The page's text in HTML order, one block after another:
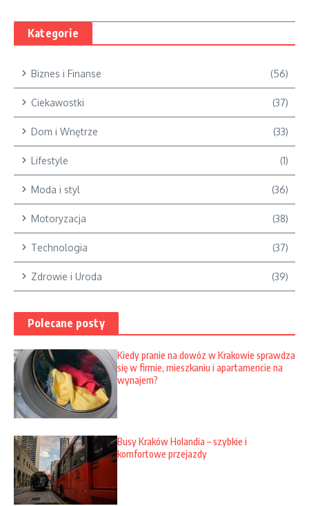
Kategorie
Biznes i Finanse (56)
Ciekawostki (37)
Dom i Wnętrze (33)
Lifestyle (1)
Moda i styl (36)
Motoryzacja (38)
Technologia (37)
Zdrowie i Uroda (39)
Polecane posty
Kiedy pranie na dowóz w Krakowie sprawdza
się w firmie, mieszkaniu i apartamencie na
wynajem?
Busy Kraków Holandia – szybkie i
komfortowe przejazdy